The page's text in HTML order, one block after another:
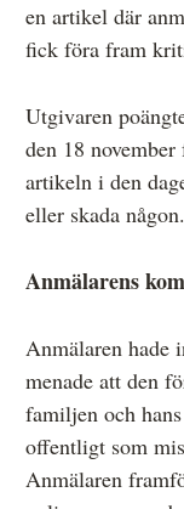
en artikel där
fick föra fram
Utgivaren
den 18
artikeln i den
eller skada någon.
Anmälarens
Anmälaren hade
menade att den
familjen och
offentligt som
Anmälaren